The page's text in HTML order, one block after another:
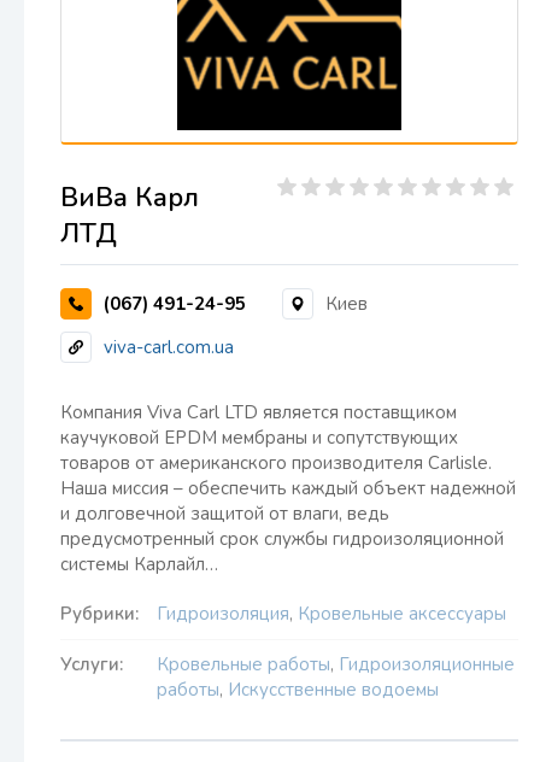
ВиВа Карл
ЛТД
(067) 491-24-95
Киев
viva-carl.com.ua
Компания Viva Carl LTD является поставщиком
каучуковой EPDM мембраны и сопутствующих
товаров от американского производителя Carlisle.
Наша миссия – обеспечить каждый объект надежной
и долговечной защитой от влаги, ведь
предусмотренный срок службы гидроизоляционной
системы Карлайл…
Рубрики: Гидроизоляция, Кровельные аксессуары
Услуги: Кровельные работы, Гидроизоляционные
работы, Искусственные водоемы